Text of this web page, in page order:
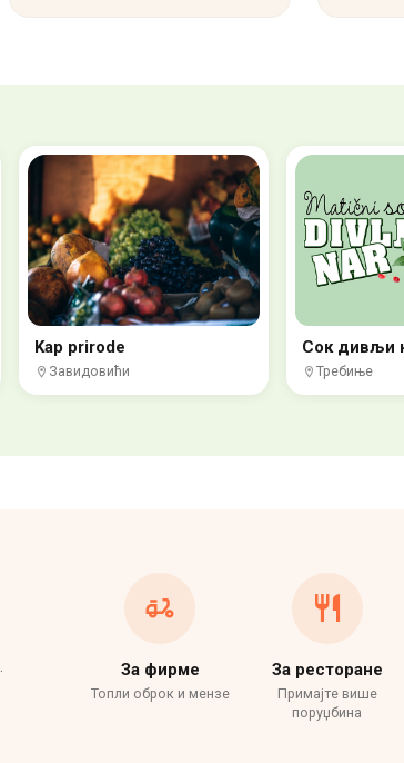
Kap prirode
Завидовићи Требиње
За фирме
Топли оброк и мензе
За ресторане
Примајте више
поруџбина